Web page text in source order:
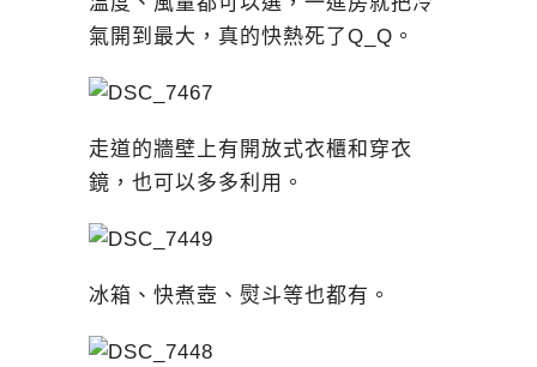
氣開到最大，真的快熱死了Q_Q。
走道的牆壁上有開放式衣櫃和穿衣
鏡，也可以多多利用。
冰箱、快煮壺、熨斗等也都有。